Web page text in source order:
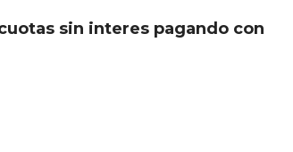
sin interes pagando con